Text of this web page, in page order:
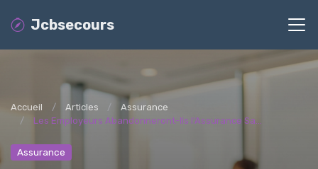
Jcbsecours
Accueil Articles
Assurance
Les Employeurs Abandonneront-Ils l’Assurance Sa...
Assurance